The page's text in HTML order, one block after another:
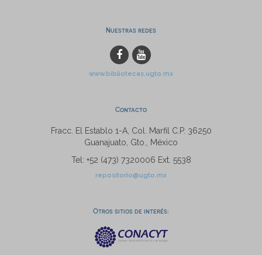
Nuestras redes
www.bibliotecas.ugto.mx
Contacto
Fracc. El Establo 1-A, Col. Marfil C.P. 36250
Guanajuato, Gto., México
Tel: +52 (473) 7320006 Ext. 5538
repositorio@ugto.mx
Otros sitios de interés: